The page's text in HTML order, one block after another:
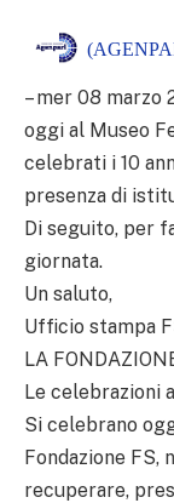
– mer 08 marzo
oggi al Museo
celebrati i 10
presenza di
Di seguito, per
giornata.
Un saluto,
Ufficio stampa
LA
Le celebrazioni
Si celebrano
Fondazione FS,
recuperare,